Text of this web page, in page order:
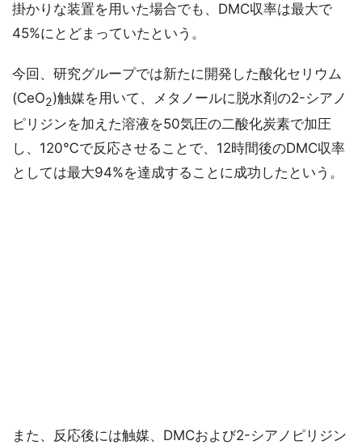
掛かりな装置を用いた場合でも、DMC収率は最大で
45%にとどまっていたという。
今回、研究グループでは新たに開発した酸化セリウム
(CeO2)触媒を用いて、メタノールに脱水剤の2-シアノ
ピリジンを加えた溶液を50気圧の二酸化炭素で加圧
し、120℃で反応させることで、12時間後のDMC収率
としては最大94%を達成することに成功したという。
また、反応後には触媒、DMCおよび2-シアノピリジン